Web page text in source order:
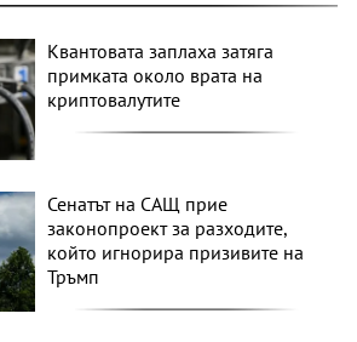
Квантовата заплаха затяга
примката около врата на
криптовалутите
Сенатът на САЩ прие
законопроект за разходите,
който игнорира призивите на
Тръмп